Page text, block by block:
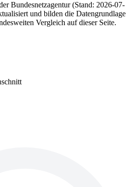
Bundesnetzagentur (Stand: 2026-07-
und bilden die Datengrundlage
Vergleich auf dieser Seite.